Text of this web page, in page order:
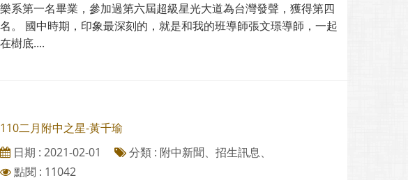
樂系第一名畢業，參加過第六屆超級星光大道為台灣發聲，獲得第四
名。 國中時期，印象最深刻的，就是和我的班導師張文璟導師，一起
在樹底....
110二月附中之星-黃千瑜
日期 : 2021-02-01
分類 : 附中新聞、招生訊息、
點閱 : 11042